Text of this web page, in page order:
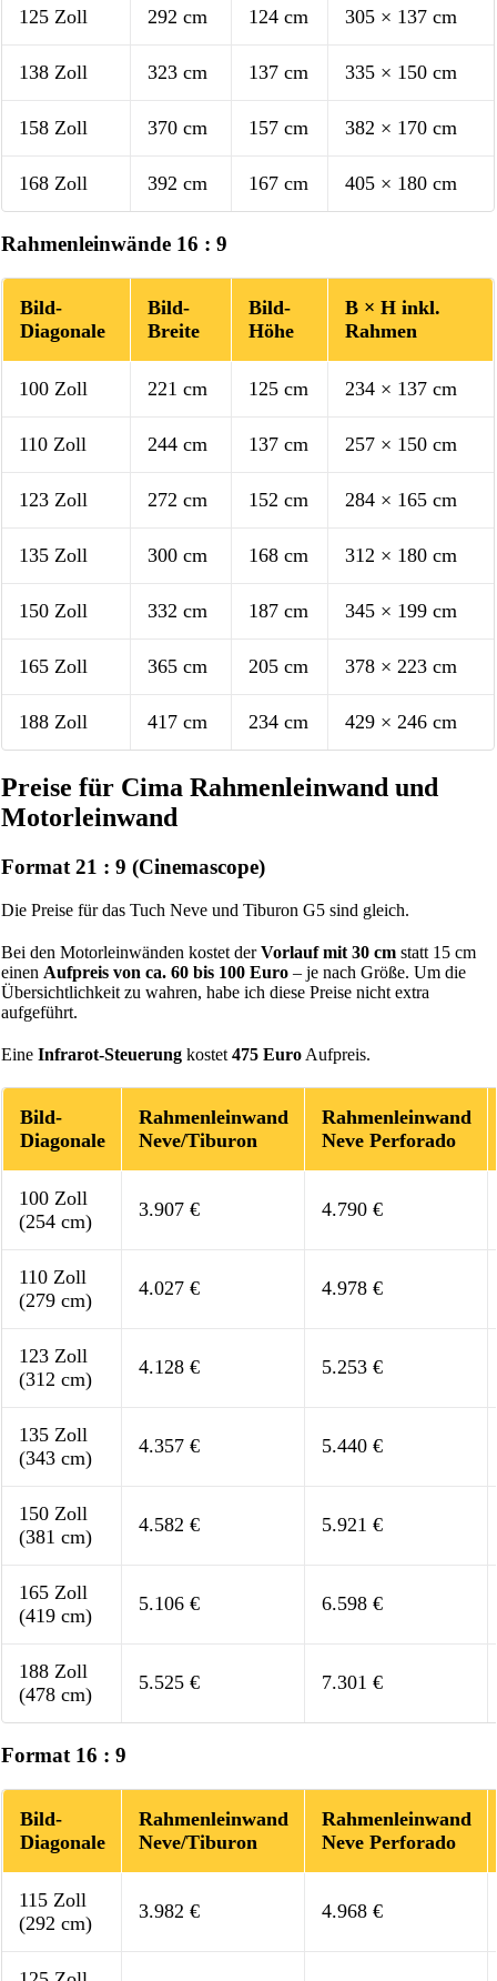
125 Zoll 292 cm 124 cm 305 × 137 cm
138 Zoll 323 cm 137 cm 335 × 150 cm
158 Zoll 370 cm 157 cm 382 × 170 cm
168 Zoll 392 cm 167 cm 405 × 180 cm
Rahmenleinwände 16 : 9
Bild-
Diagonale
Bild-
Breite
Bild-
Höhe
B × H inkl.
Rahmen
100 Zoll 221 cm 125 cm 234 × 137 cm
110 Zoll 244 cm 137 cm 257 × 150 cm
123 Zoll 272 cm 152 cm 284 × 165 cm
135 Zoll 300 cm 168 cm 312 × 180 cm
150 Zoll 332 cm 187 cm 345 × 199 cm
165 Zoll 365 cm 205 cm 378 × 223 cm
188 Zoll 417 cm 234 cm 429 × 246 cm
Preise für Cima Rahmenleinwand und
Motorleinwand
Format 21 : 9 (Cinemascope)
Die Preise für das Tuch Neve und Tiburon G5 sind gleich.
Bei den Motorleinwänden kostet derVorlauf mit 30 cm statt 15 cm
einen Aufpreis von ca. 60 bis 100 Euro – je nach Größe. Um die
Übersichtlichkeit zu wahren, habe ich diese Preise nicht extra
aufgeführt.
EineInfrarot-Steuerung kostet475 Euro Aufpreis.
Bild-
Diagonale
Rahmenleinwand
Neve/Tiburon
Rahmenleinwand
Neve Perforado
100 Zoll
(254 cm)
3.907 € 4.790 €
110 Zoll
(279 cm)
4.027 € 4.978 €
123 Zoll
(312 cm)
4.128 € 5.253 €
135 Zoll
(343 cm)
4.357 € 5.440 €
150 Zoll
(381 cm)
4.582 € 5.921 €
165 Zoll
(419 cm)
5.106 € 6.598 €
188 Zoll
(478 cm)
5.525 € 7.301 €
Format 16 : 9
Bild-
Diagonale
Rahmenleinwand
Neve/Tiburon
Rahmenleinwand
Neve Perforado
115 Zoll
(292 cm)
3.982 € 4.968 €